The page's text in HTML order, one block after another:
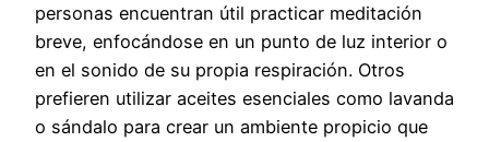
personas encuentran útil practicar meditación
breve, enfocándose en un punto de luz interior o
en el sonido de su propia respiración. Otros
prefieren utilizar aceites esenciales como lavanda
o sándalo para crear un ambiente propicio que